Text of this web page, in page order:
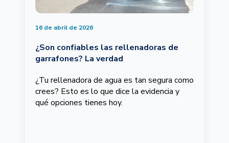
16 de abril de 2026
¿Son confiables las rellenadoras de
garrafones? La verdad
¿Tu rellenadora de agua es tan segura como
crees? Esto es lo que dice la evidencia y
qué opciones tienes hoy.